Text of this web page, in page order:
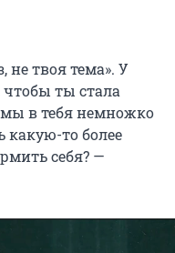
не твоя тема». У
ты стала
в тебя немножко
то более
себя? —